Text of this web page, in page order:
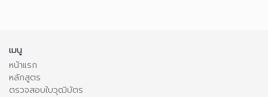
เมนู
หน้าแรก
หลักสูตร
ตรวจสอบใบวุฒิบัตร